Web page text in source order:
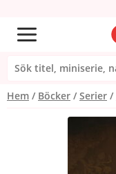
Hem Böcker Serier